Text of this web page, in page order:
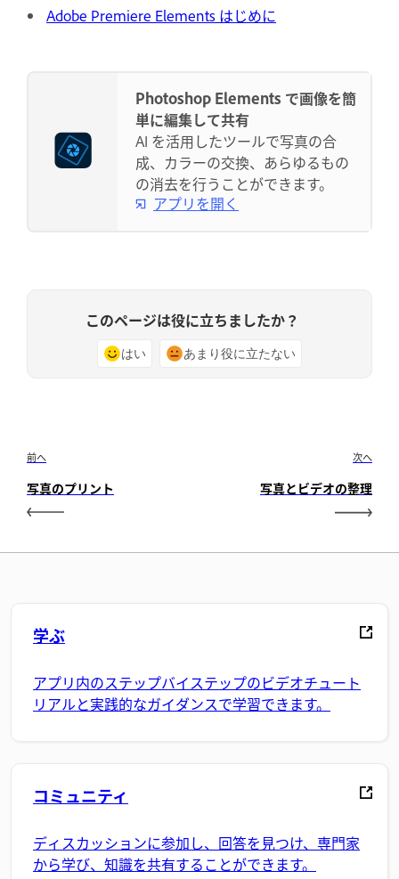
Adobe Premiere Elements はじめに
Photoshop Elements で画像を簡
単に編集して共有
AI を活用したツールで写真の合
成、カラーの交換、あらゆるもの
の消去を行うことができます。
アプリを開く
このページは役に立ちましたか？
はい あまり役に立たない
前へ
写真のプリント
次へ
写真とビデオの整理
学ぶ
アプリ内のステップバイステップのビデオチュート
リアルと実践的なガイダンスで学習できます。
コミュニティ
ディスカッションに参加し、回答を見つけ、専門家
から学び、知識を共有することができます。